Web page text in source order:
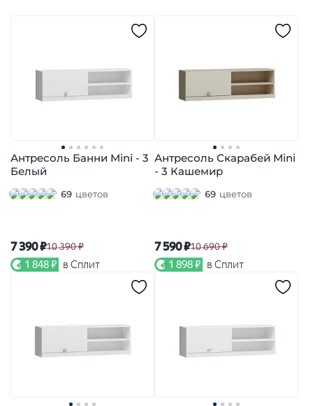
Антресоль Банни Mini - 3
Белый
69 цветов
7 390 ₽10 390 ₽
1 848 ₽ в Сплит
Антресоль Скарабей Mini
- 3 Кашемир
69 цветов
7 590 ₽10 690 ₽
1 898 ₽ в Сплит